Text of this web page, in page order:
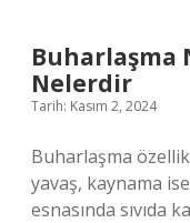
Buharlaşma
Nelerdir
Tarih: Kasım 2, 2024
Buharlaşma
yavaş, kaynama
esnasında sıvıda